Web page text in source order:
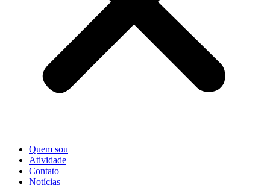
Quem sou
Atividade
Contato
Notícias